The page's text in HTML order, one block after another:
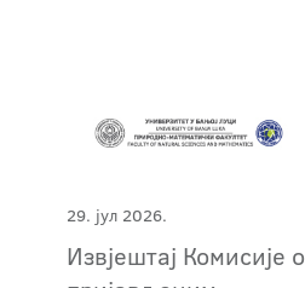
29. јул 2026.
Извјештај Комисије о